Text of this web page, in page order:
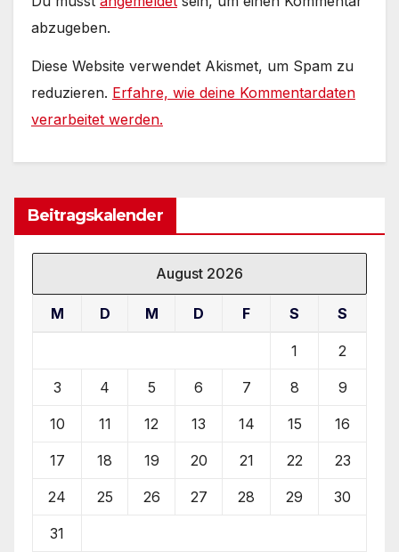
abzugeben.
Diese Website verwendet Akismet, um Spam zu
reduzieren. Erfahre, wie deine Kommentardaten
verarbeitet werden.
Beitragskalender
August 2026
M D M D F S S
1 2
3 4 5 6 7 8 9
10 11 12 13 14 15 16
17 18 19 20 21 22 23
24 25 26 27 28 29 30
31